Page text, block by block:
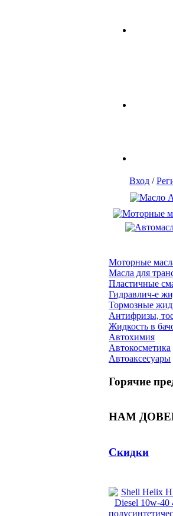
Вход /
Моторные
Масла для
Пластичные
Гидравлич-е
Тормозные
Антифризы,
Жидкость в
Автохимия
Автокосметика
Автоаксесуары
Горячие
НАМ
Скидки